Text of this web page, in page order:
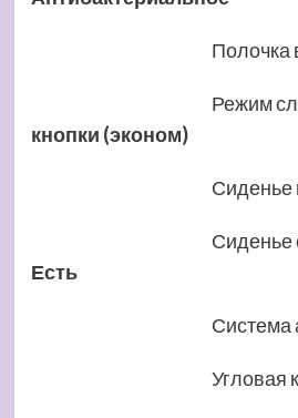
Полочка
Режим
кнопки (эконом)
Сиденье
Сиденье
Есть
Система
Угловая